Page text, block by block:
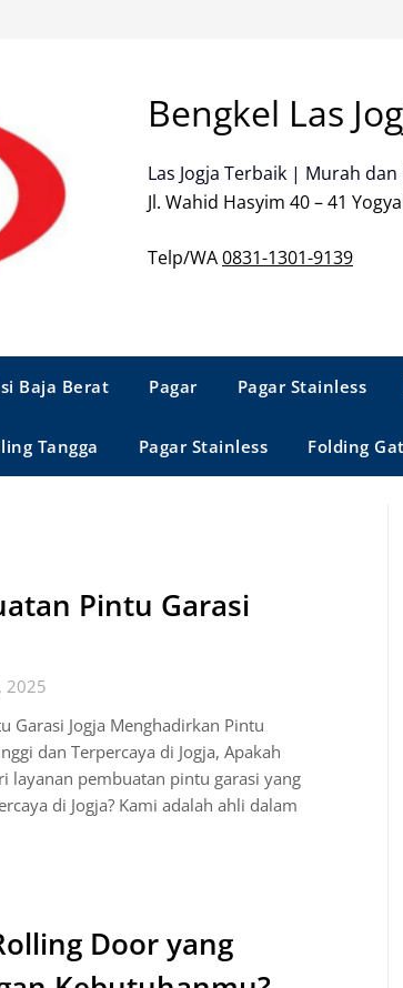
Bengkel Las
Las Jogja Terbaik | Murah
Jl. Wahid Hasyim 40 – 41
Telp/WA0831-1301-9139
Baja Berat Pagar Pagar Stainless
Tangga Pagar Stainless Folding
Pintu Garasi
2025
Garasi Jogja Menghadirkan Pintu
dan Terpercaya di Jogja, Apakah
layanan pembuatan pintu garasi yang
di Jogja? Kami adalah ahli dalam
Door yang